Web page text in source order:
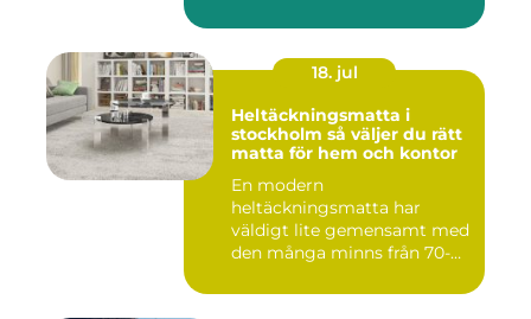
18. jul
Heltäckningsmatta i
stockholm så väljer du rätt
matta för hem och kontor
En modern
heltäckningsmatta har
väldigt lite gemensamt med
den många minns från 70-